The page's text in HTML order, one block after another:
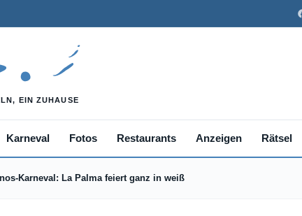
Karneval Fotos Restaurants Anzeigen Rätsel
Karneval: La Palma feiert ganz in weiß